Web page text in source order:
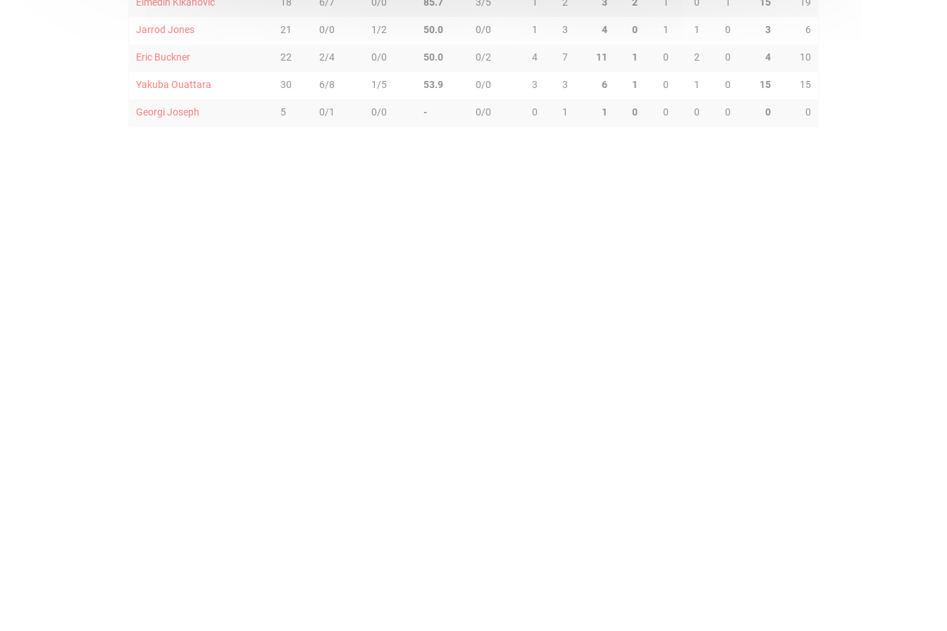
Jarrod Jones 21 0/0 1/2 50.0 0/0 1 3 4 0 1 1 0 3 6
Eric Buckner 22 2/4 0/0 50.0 0/2 4 7 11 1 0 2 0 4 10
Yakuba Ouattara 30 6/8 1/5 53.9 0/0 3 3 6 1 0 1 0 15 15
Georgi Joseph 5 0/1 0/0 - 0/0 0 1 1 0 0 0 0 0 0